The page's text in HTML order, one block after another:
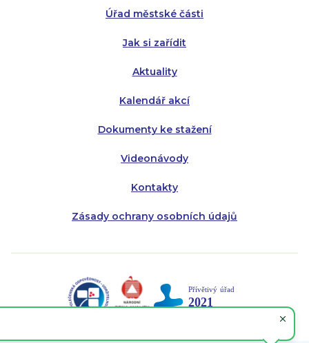
Úřad městské části
Jak si zařídit
Aktuality
Kalendář akcí
Dokumenty ke stažení
Videonávody
Kontakty
Zásady ochrany osobních údajů
Pátek: